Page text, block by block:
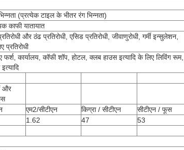
(प्रत्येक टाइल के भीतर रंग भिन्नता)
काफी यातायात
और ठंढ प्रतिरोधी, एसिड प्रतिरोधी, जीवाणुरोधी, गर्मी इन्सुलेशन,
प्रतिरोधी
फर्श, कार्यालय, कॉफी शॉप, होटल, क्लब हाउस इत्यादि के लिए लिविंग रूम,
और
एम2/सीटीएन किग्रा / सीटीएन
सीटीएन / फूस
1.62 47 53